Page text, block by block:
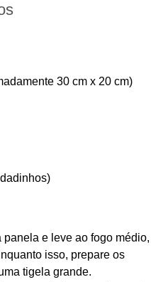
30 cm x 20 cm)
e leve ao fogo médio,
isso, prepare os
tigela grande.